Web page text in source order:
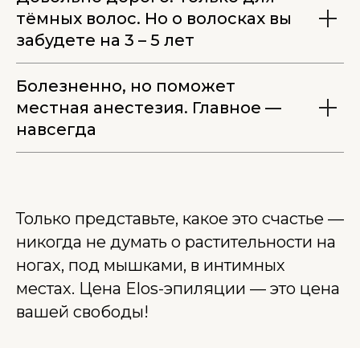
тёмных волос. Но о волосках вы
забудете на 3 – 5 лет
Болезненно, но поможет
местная анестезия. Главное —
навсегда
Только представьте, какое это счастье —
никогда не думать о растительности на
ногах, под мышками, в интимных
местах. Цена Elos-эпиляции — это цена
вашей свободы!